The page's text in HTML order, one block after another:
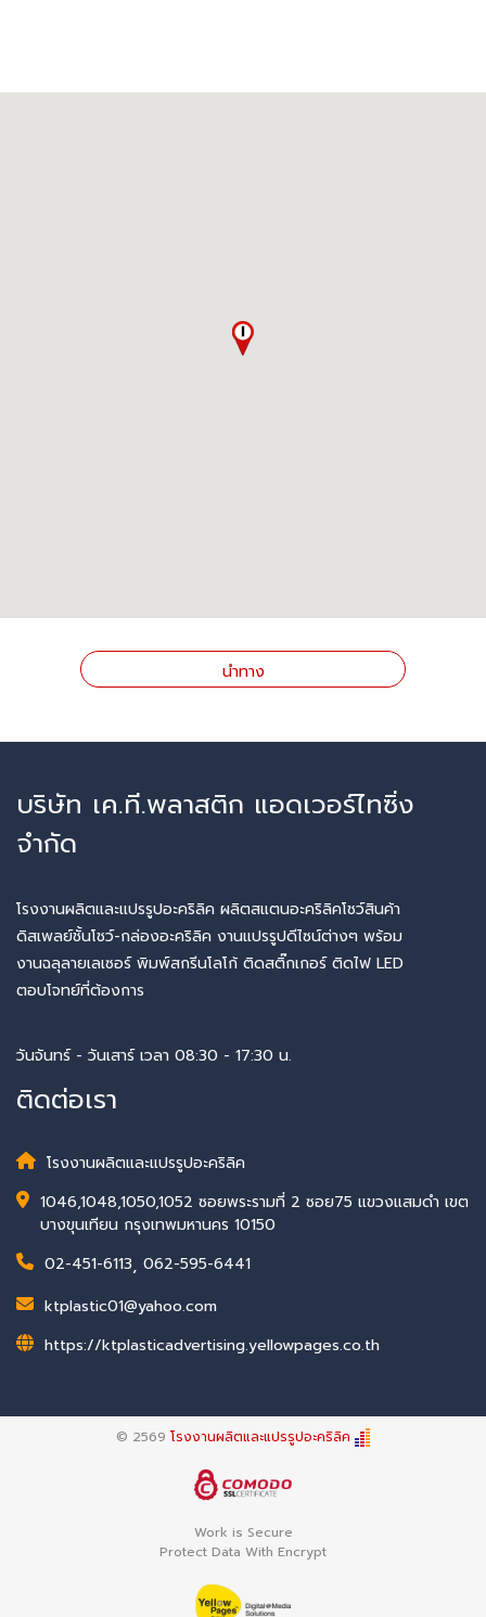
นำทาง
บริษัท เค.ที.พลาสติก แอดเวอร์ไทซิ่ง
จำกัด
โรงงานผลิตและแปรรูปอะคริลิค ผลิตสแตนอะคริลิคโชว์สินค้า
ดิสเพลย์ชั้นโชว์-กล่องอะคริลิค งานแปรรูปดีไซน์ต่างๆ พร้อม
งานฉลุลายเลเซอร์ พิมพ์สกรีนโลโก้ ติดสติ๊กเกอร์ ติดไฟ LED
ตอบโจทย์ที่ต้องการ
วันจันทร์ - วันเสาร์ เวลา 08:30 - 17:30 น.
ติดต่อเรา
โรงงานผลิตและแปรรูปอะคริลิค
1046,1048,1050,1052 ซอยพระรามที่ 2 ซอย75 แขวงแสมดำ เขต
บางขุนเทียน กรุงเทพมหานคร 10150
02-451-6113, 062-595-6441
ktplastic01@yahoo.com
https://ktplasticadvertising.yellowpages.co.th
© 2569 โรงงานผลิตและแปรรูปอะคริลิค
Work is Secure
Protect Data With Encrypt